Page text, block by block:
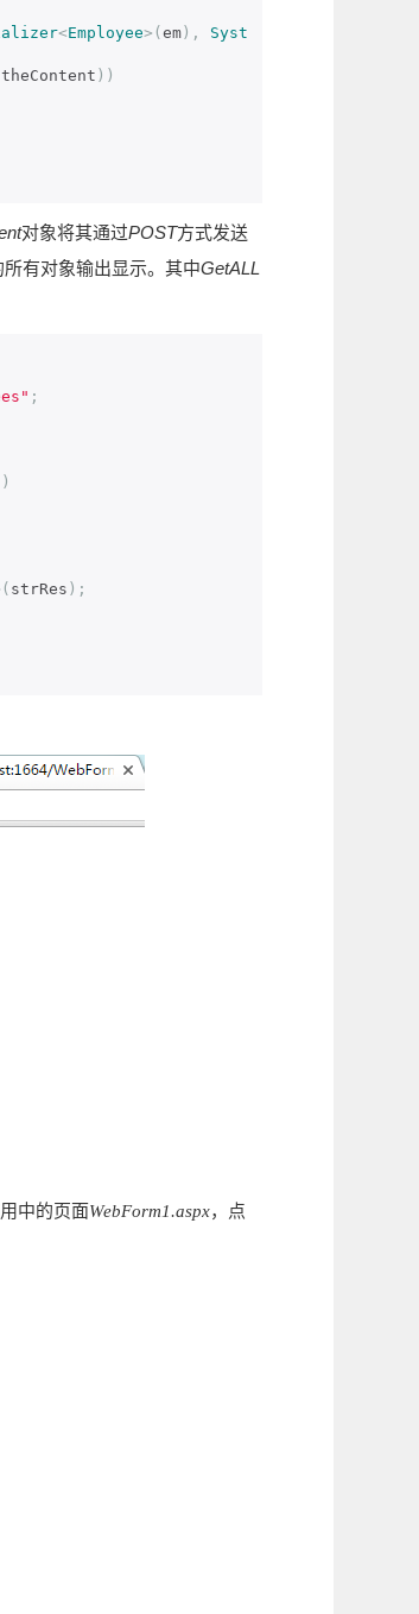
<Employee>( em ),
Syst
theContent ))
对象将其通过POST方式发送
有对象输出显示。其中GetALL
;
strRes );
中的页面WebForm1.aspx，点